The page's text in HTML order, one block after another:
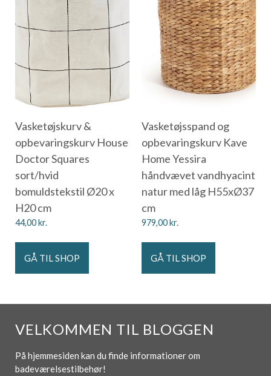
Vasketøjskurv &
opbevaringskurv House
Doctor Squares
sort/hvid
bomuldstekstil Ø20 x
H20 cm
44,00kr.
GÅ TIL SHOP
Vasketøjsspand og
opbevaringskurv Kave
Home Yessira
håndvævet vandhyacint
natur med låg H55xØ37
cm
979,00kr.
GÅ TIL SHOP
VELKOMMEN TIL BLOGGEN
På hjemmesiden kan du finde informationer om
badeværelsestilbehør!